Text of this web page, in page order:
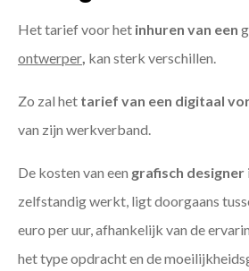
Het tarief voor het inhuren van een
ontwerper kan sterk verschillen.
Zo zal het tarief van een digitaal
van zijn werkverband.
De kosten van een grafisch designer
zelfstandig werkt, ligt doorgaans
euro per uur, afhankelijk van de
het type opdracht en de